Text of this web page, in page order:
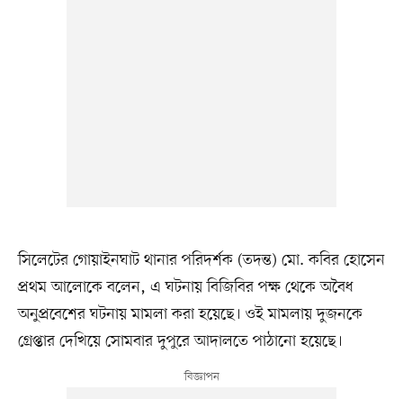
সিলেটের গোয়াইনঘাট থানার পরিদর্শক (তদন্ত) মো. কবির হোসেন
প্রথম আলোকে বলেন, এ ঘটনায় বিজিবির পক্ষ থেকে অবৈধ
অনুপ্রবেশের ঘটনায় মামলা করা হয়েছে। ওই মামলায় দুজনকে
গ্রেপ্তার দেখিয়ে সোমবার দুপুরে আদালতে পাঠানো হয়েছে।